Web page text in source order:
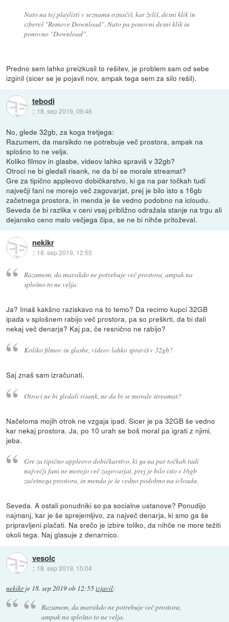
Nato na tej playlisti v seznamu označiš, kar želiš, desni klik in
izbereš "Remove Download". Nato pa ponovni desni klik in
ponovno "Download".
Predno sem lahko preizkusil to rešitev, je problem sam od sebe
izginil (sicer se je pojavil nov, ampak tega sem za silo rešil).
tebodi
:: 18. sep 2019, 09:46
No, glede 32gb, za koga tretjega:
Razumem, da marsikdo ne potrebuje več prostora, ampak na
splošno to ne velja.
Koliko filmov in glasbe, videov lahko spraviš v 32gb?
Otroci ne bi gledali risank, ne da bi se morale streamat?
Gre za tipično appleovo dobičkarstvo, ki ga na par točkah tudi
največji fani ne morejo več zagovarjat, prej je bilo isto s 16gb
začetnega prostora, in menda je še vedno podobno na icloudu.
Seveda če bi razlika v ceni vsaj približno odražala stanje na trgu ali
dejansko ceno malo večjega čipa, se ne bi nihče pritoževal.
nekikr
:: 18. sep 2019, 12:55
Razumem, da marsikdo ne potrebuje več prostora, ampak na
splošno to ne velja.
Ja? Imaš kakšno raziskavo na to temo? Da recimo kupci 32GB
ipada v splošnem rabijo več prostora, pa so preškrti, da bi dali
nekaj več denarja? Kaj pa, če resnično ne rabijo?
Koliko filmov in glasbe, videov lahko spraviš v 32gb?
Saj znaš sam izračunati.
Otroci ne bi gledali risank, ne da bi se morale streamat?
Načeloma mojih otrok ne vzgaja ipad. Sicer je pa 32GB še vedno
kar nekaj prostora. Ja, po 10 urah se boš moral pa igrati z njimi,
jeba.
Gre za tipično appleovo dobičkarstvo, ki ga na par točkah tudi
največji fani ne morejo več zagovarjat, prej je bilo isto s 16gb
začetnega prostora, in menda je še vedno podobno na icloudu.
Seveda. A ostali ponudniki so pa socialne ustanove? Ponudijo
najmanj, kar je še sprejemljivo, za največ denarja, ki smo ga še
pripravljeni plačati. Na srečo je izbire toliko, da nihče ne more težiti
okoli tega. Naj glasuje z denarnico.
vesolc
:: 18. sep 2019, 15:04
nekikrje 18. sep 2019 ob 12:55izjavil:
Razumem, da marsikdo ne potrebuje več prostora,
ampak na splošno to ne velja.